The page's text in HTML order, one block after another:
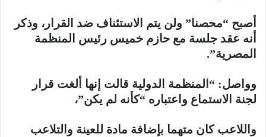
أصبح “محصنا” ولن يتم الاستئناف ضد القرار، وذكر
أنه عقد جلسة مع حازم خميس رئيس المنظمة
المصرية”.
وواصل: “المنظمة الدولية قالت إنها ألغت قرار
لجنة الاستماع واعتباره “كأنه لم يكن”،
واللاعب كان متهما بإضافة مادة للعينة والتلاعب